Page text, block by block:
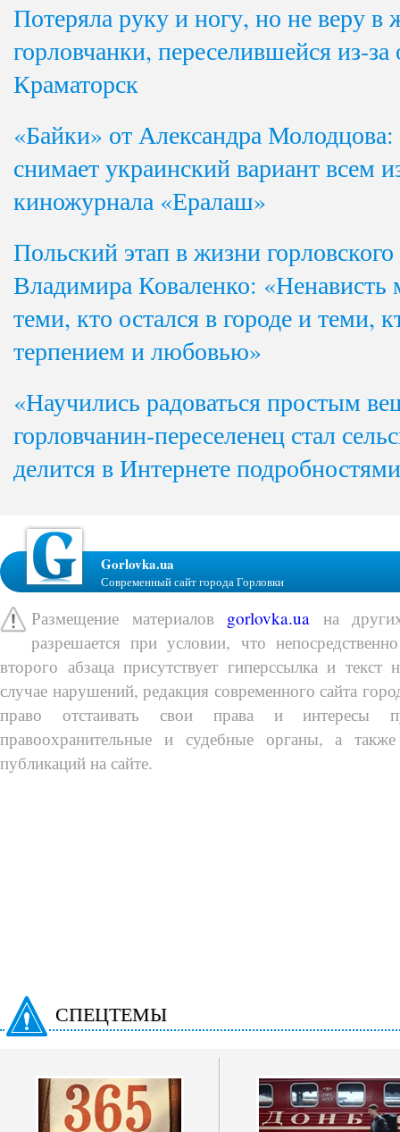
Потеряла руку и ногу, но не веру в
горловчанки, переселившейся из-за
Краматорск
«Байки» от Александра Молодцова:
снимает украинский вариант всем
киножурнала «Ералаш»
Польский этап в жизни горловского
Владимира Коваленко:
теми, кто остался в городе и теми,
терпением и любовью»
«Научились радоваться простым
горловчанин-переселенец стал
делится в Интернете
Gorlovka.ua
Современный сайт города Горловки
Размещение материалов gorlovka.ua на
разрешается при условии, что
второго абзаца присутствует гиперссылка и
случае нарушений, редакция современного сайта
право отстаивать свои права и интересы
правоохранительные и судебные органы, а
публикаций на сайте.
СПЕЦТЕМЫ